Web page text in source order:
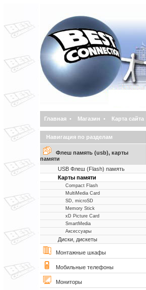
Главная • Магазин • Карта сайта
Навигация по разделам
Флеш память (usb), карты
памяти
USB Флеш (Flash) память
Карты памяти
Compact Flash
MultiMedia Card
SD, microSD
Memory Stick
xD Picture Card
SmartMedia
Аксессуары
Диски, дискеты
Монтажные шкафы
Мобильные телефоны
Мониторы